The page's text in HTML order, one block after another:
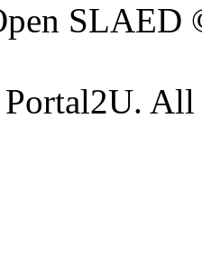
All